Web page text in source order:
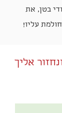
בטן, את
עליו!
אליך